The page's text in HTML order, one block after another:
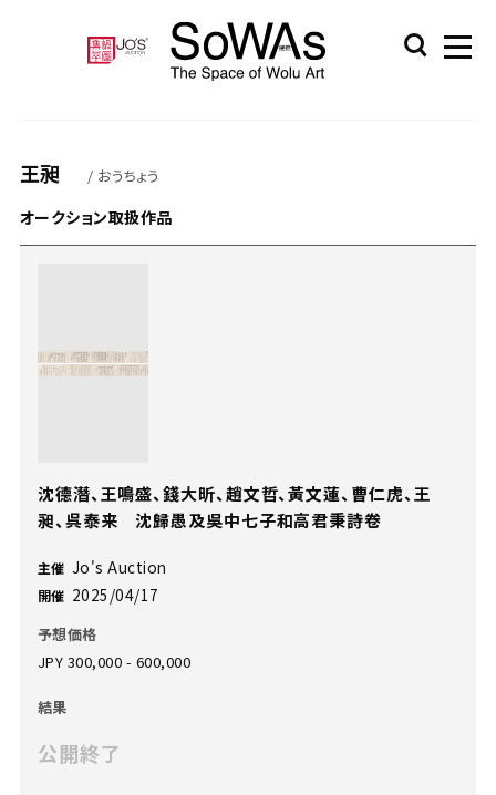
王昶 / おうちょう
オークション取扱作品
沈德潛、王鳴盛、錢大昕、趙文哲、黃文蓮、曹仁虎、王
昶、呉泰来 沈歸愚及吳中七子和高君秉詩卷
主催 Jo's Auction
開催 2025/04/17
予想価格
JPY 300,000 - 600,000
結果
公開終了